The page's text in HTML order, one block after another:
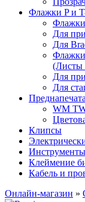
Флажки P и
Флажки
Для
Для
Флажки
(Листы
Для
Для
WM
Клипсы
Клеймение
Кабель и
Онлайн-магазин »